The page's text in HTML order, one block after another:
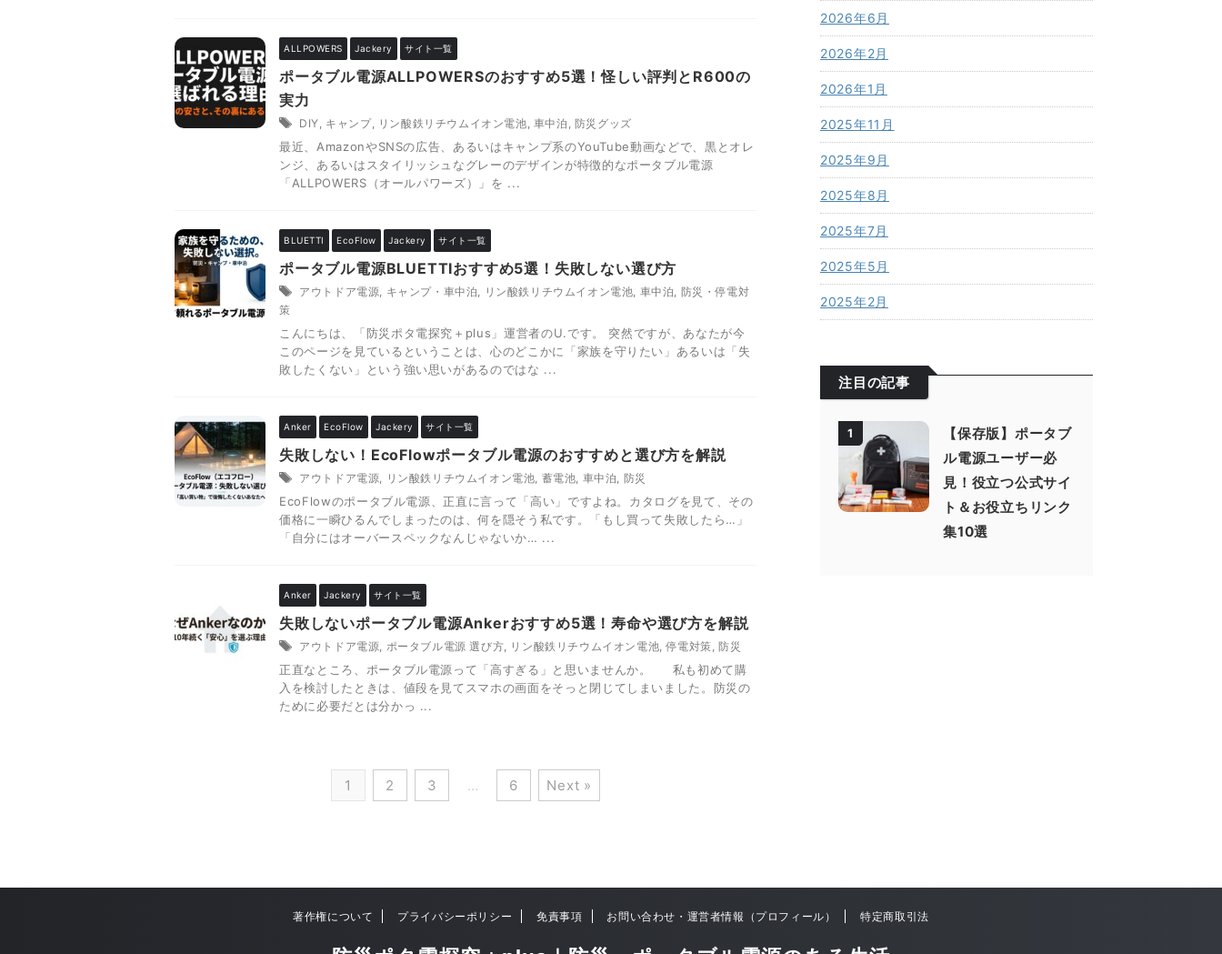
ALLPOWERS Jackery サイト一覧
ポータブル電源ALLPOWERSのおすすめ5選！怪しい評判とR600の
実力
DIY, キャンプ, リン酸鉄リチウムイオン電池, 車中泊 , 防災グッズ
最近、AmazonやSNSの広告、あるいはキャンプ系のYouTube動画などで、黒とオレ
ンジ、あるいはスタイリッシュなグレーのデザインが特徴的なポータブル電源
「ALLPOWERS（オールパワーズ）」を ...
BLUETTI EcoFlow Jackery サイト一覧
ポータブル電源BLUETTIおすすめ5選！失敗しない選び方
アウトドア電源, キャンプ・車中泊, リン酸鉄リチウムイオン電池, 車中泊, 防災・停電対
策
こんにちは、「防災ポタ電探究＋plus」運営者のU.です。 突然ですが、あなたが今
このページを見ているということは、心のどこかに「家族を守りたい」あるいは「失
敗したくない」という強い思いがあるのではな ...
Anker EcoFlow Jackery サイト一覧
失敗しない！EcoFlowポータブル電源のおすすめと選び方を解説
アウトドア電源, リン酸鉄リチウムイオン電池, 蓄電池, 車中泊, 防災
EcoFlowのポータブル電源、正直に言って「高い」ですよね。カタログを見て、その
価格に一瞬ひるんでしまったのは、何を隠そう私です。「もし買って失敗したら…」
「自分にはオーバースペックなんじゃないか… ...
Anker Jackery サイト一覧
失敗しないポータブル電源Ankerおすすめ5選！寿命や選び方を解説
アウトドア電源, ポータブル電源 選び方, リン酸鉄リチウムイオン電池,停電対策,防災
正直なところ、ポータブル電源って「高すぎる」と思いませんか。 私も初めて購
入を検討したときは、値段を見てスマホの画面をそっと閉じてしまいました。防災の
ために必要だとは分かっ ...
1 2 3 … 6 Next »
2026年6月
2026年2月
2026年1月
2025年11月
2025年9月
2025年8月
2025年7月
2025年5月
2025年2月
注目の記事
1
【保存版】ポータブ
ル電源ユーザー必
見！役立つ公式サイ
ト＆お役立ちリンク
集10選
著作権について プライバシーポリシー 免責事項 お問い合わせ・運営者情報（プロフィール） 特定商取引法